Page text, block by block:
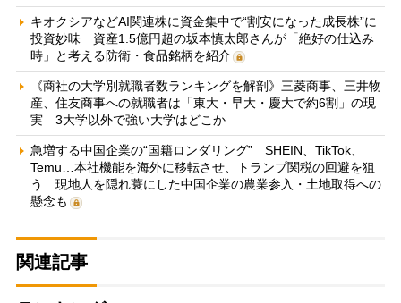
キオクシアなどAI関連株に資金集中で“割安になった成長株”に
投資妙味 資産1.5億円超の坂本慎太郎さんが「絶好の仕込み
時」と考える防衛・食品銘柄を紹介
《商社の大学別就職者数ランキングを解剖》三菱商事、三井物
産、住友商事への就職者は「東大・早大・慶大で約6割」の現
実 3大学以外で強い大学はどこか
急増する中国企業の“国籍ロンダリング” SHEIN、TikTok、
Temu…本社機能を海外に移転させ、トランプ関税の回避を狙
う 現地人を隠れ蓑にした中国企業の農業参入・土地取得への
懸念も
関連記事